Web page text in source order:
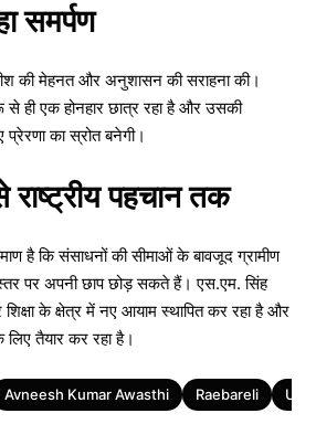
समर्पण
की मेहनत और अनुशासन की सराहना की।
ही एक होनहार छात्र रहा है और उसकी
का स्रोत बनेगी।
राष्ट्रीय पहचान तक
है कि संसाधनों की सीमाओं के बावजूद ग्रामीण
स्तर पर अपनी छाप छोड़ सकते हैं। एस.एम. सिंह
शिक्षा के क्षेत्र में नए आयाम स्थापित कर रहा है और
लिए तैयार कर रहा है।
Avneesh Kumar Awasthi Raebareli